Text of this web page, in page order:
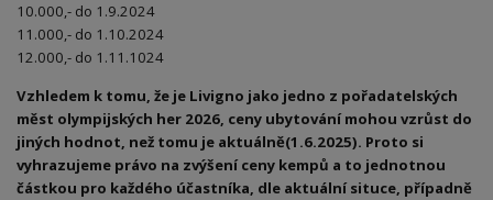
10.000,- do 1.9.2024
11.000,- do 1.10.2024
12.000,- do 1.11.1024
Vzhledem k tomu, že je Livigno jako jedno z pořadatelských
měst olympijských her 2026, ceny ubytování mohou vzrůst do
jiných hodnot, než tomu je aktuálně(1.6.2025). Proto si
vyhrazujeme právo na zvýšení ceny kempů a to jednotnou
částkou pro každého účastníka, dle aktuální situce, případně